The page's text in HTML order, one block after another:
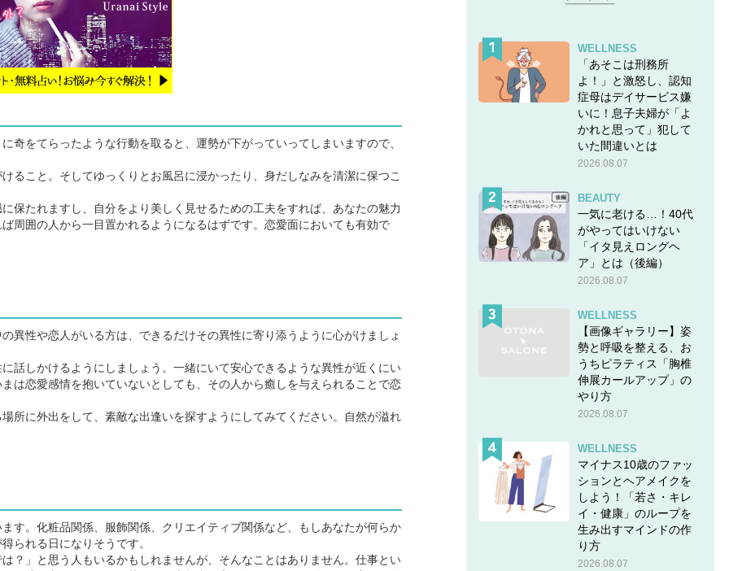
をてらったような行動を取ると、運勢が下がっていってしまいますので、
こと。そしてゆっくりとお風呂に浸かったり、身だしなみを清潔に保つこ
保たれますし、自分をより美しく見せるための工夫をすれば、あなたの魅力
周囲の人から一目置かれるようになるはずです。恋愛面においても有効で
異性や恋人がいる方は、できるだけその異性に寄り添うように心がけましょ
話しかけるようにしましょう。一緒にいて安心できるような異性が近くにい
は恋愛感情を抱いていないとしても、その人から癒しを与えられることで恋
所に外出をして、素敵な出逢いを探すようにしてみてください。自然が溢れ
す。化粧品関係、服飾関係、クリエイティブ関係など、もしあなたが何らか
られる日になりそうです。
？」と思う人もいるかもしれませんが、そんなことはありません。仕事とい
WELLNESS
「あそこは刑務所
よ！」と激怒し、認知
症母はデイサービス嫌
いに！息子夫婦が「よ
かれと思って」犯して
いた間違いとは
2026.08.07
BEAUTY
一気に老ける…！40代
がやってはいけない
「イタ見えロングヘ
ア」とは（後編）
2026.08.07
WELLNESS
【画像ギャラリー】姿
勢と呼吸を整える、お
うちピラティス「胸椎
伸展カールアップ」の
やり方
2026.08.07
WELLNESS
マイナス10歳のファッ
ションとヘアメイクを
しよう！「若さ・キレ
イ・健康」のループを
生み出すマインドの作
り方
2026.08.07